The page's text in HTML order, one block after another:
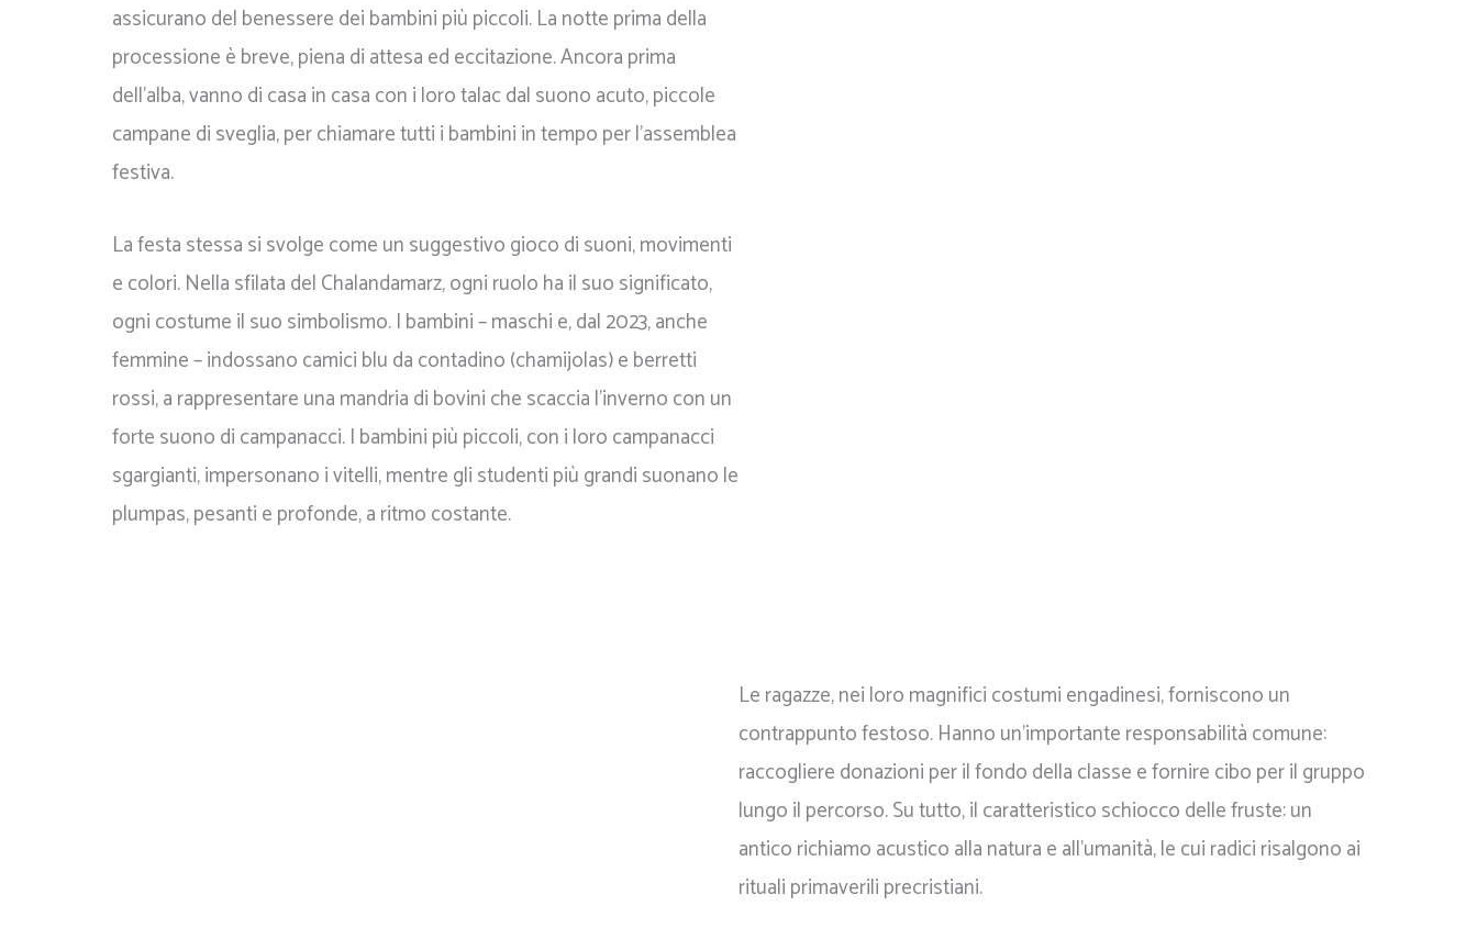
assicurano del benessere dei bambini più piccoli. La notte prima della
processione è breve, piena di attesa ed eccitazione. Ancora prima
dell'alba, vanno di casa in casa con i loro talac dal suono acuto, piccole
campane di sveglia, per chiamare tutti i bambini in tempo per l'assemblea
festiva.
La festa stessa si svolge come un suggestivo gioco di suoni, movimenti
e colori. Nella sfilata del Chalandamarz, ogni ruolo ha il suo significato,
ogni costume il suo simbolismo. I bambini – maschi e, dal 2023, anche
femmine – indossano camici blu da contadino (chamijolas) e berretti
rossi, a rappresentare una mandria di bovini che scaccia l'inverno con un
forte suono di campanacci. I bambini più piccoli, con i loro campanacci
sgargianti, impersonano i vitelli, mentre gli studenti più grandi suonano le
plumpas, pesanti e profonde, a ritmo costante.
Le ragazze, nei loro magnifici costumi engadinesi, forniscono un
contrappunto festoso. Hanno un'importante responsabilità comune:
raccogliere donazioni per il fondo della classe e fornire cibo per il gruppo
lungo il percorso. Su tutto, il caratteristico schiocco delle fruste: un
antico richiamo acustico alla natura e all'umanità, le cui radici risalgono ai
rituali primaverili precristiani.